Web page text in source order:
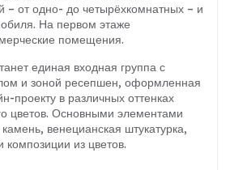
– от одно- до четырёхкомнатных – и
На первом этаже
помещения.
единая входная группа с
и зоной ресепшен, оформленная
проекту в различных оттенках
цветов. Основными элементами
венецианская штукатурка,
из цветов.